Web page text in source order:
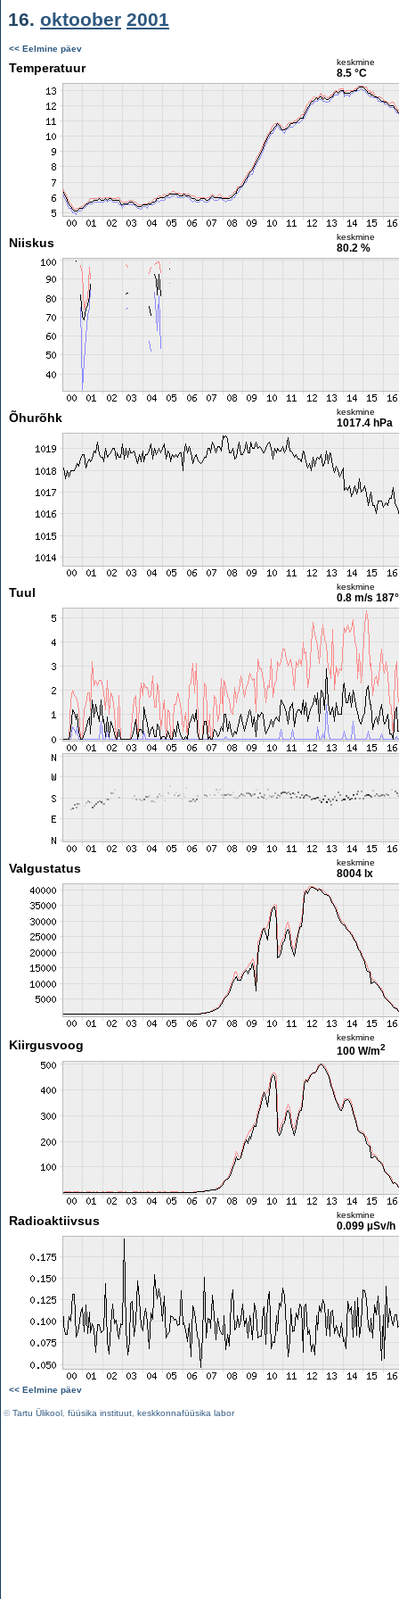
16. oktoober 2001
<< Eelmine päev
Temperatuur keskmine
8.5 °C
Niiskus keskmine
80.2 %
Õhurõhk keskmine
1017.4 hPa
Tuul keskmine
0.8 m/s 187°
Valgustatus keskmine
8004 lx
Kiirgusvoog
keskmine
100 W/m2
Radioaktiivsus keskmine
0.099 µSv/h
<< Eelmine päev
©Tartu Ülikool füüsika instituut keskkonnafüüsika labor